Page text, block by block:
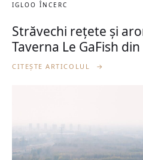
IGLOO ÎNCERC
Străvechi rețete și
Taverna Le GaFish
CITEȘTE ARTICOLUL →